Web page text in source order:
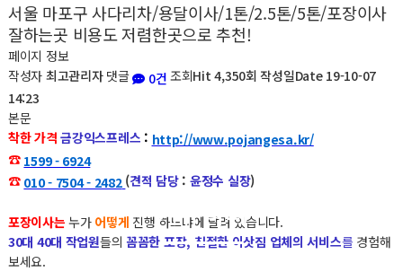
커뮤니티
서울 마포구 사다리차/용달이사/1톤/2.5톤/5톤/포장이사
잘하는곳 비용도 저렴한곳으로 추천!
페이지 정보
작성자 최고관리자 댓글 0건 조회Hit 4,350회 작성일Date 19-10-07
14:23
본문
착한 가격금강익스프레스 : http://www.pojangesa.kr/
☎ 1599 - 6924
☎ 010 - 7504 - 2482 (견적 담당 : 윤정수 실장)
포장이사는 누가 어떻게 진행 하느냐에 달려 있습니다.
30대 40대 작업원들의 꼼꼼한 포장, 친절한 이삿짐 업체의 서비스를 경험해
보세요.